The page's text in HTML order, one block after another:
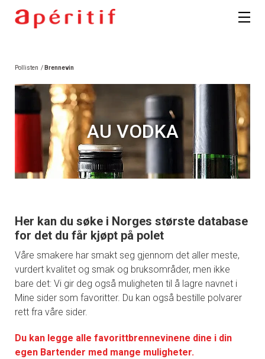
Pollisten / Brennevin
AU VODKA
Her kan du søke i Norges største database
for det du får kjøpt på polet
Våre smakere har smakt seg gjennom det aller meste,
vurdert kvalitet og smak og bruksområder, men ikke
bare det: Vi gir deg også muligheten til å lagre navnet i
Mine sider som favoritter. Du kan også bestille polvarer
rett fra våre sider.
Du kan legge alle favorittbrennevinene dine i din
egen Bartender med mange muligheter.